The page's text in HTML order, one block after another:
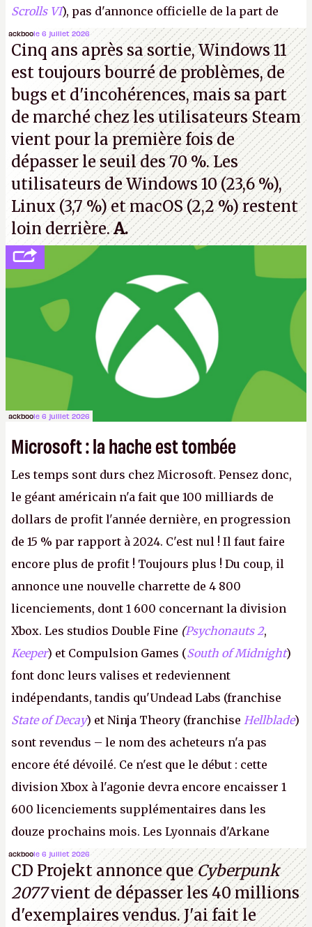
Scrolls VI), pas d'annonce officielle de la part de
Microsoft, mais le syndicat des employés confirme
de nombreux licenciements.A.
ackboole 6 juillet 2026
Cinq ans après sa sortie, Windows 11
est toujours bourré de problèmes, de
bugs et d'incohérences, mais sa part
de marché chez les utilisateurs Steam
vient pour la première fois de
dépasser le seuil des 70 %. Les
utilisateurs de Windows 10 (23,6 %),
Linux (3,7 %) et macOS (2,2 %) restent
loin derrière.A.
ackboole 6 juillet 2026
Microsoft : la hache est tombée
Les temps sont durs chez Microsoft. Pensez donc,
le géant américain n'a fait que 100 milliards de
dollars de profit l'année dernière, en progression
de 15 % par rapport à 2024. C'est nul ! Il faut faire
encore plus de profit ! Toujours plus ! Du coup, il
annonce une nouvelle charrette de 4 800
licenciements, dont 1 600 concernant la division
Xbox. Les studios Double Fine (Psychonauts 2,
Keeper) et Compulsion Games (South of Midnight)
font donc leurs valises et redeviennent
indépendants, tandis qu'Undead Labs (franchise
State of Decay) et Ninja Theory (franchise Hellblade)
sont revendus – le nom des acheteurs n'a pas
encore été dévoilé. Ce n'est que le début : cette
division Xbox à l'agonie devra encore encaisser 1
600 licenciements supplémentaires dans les
douze prochains mois. Les Lyonnais d'Arkane
(Dishonored, Deathloop) pourraient faire partie des
prochaines victimes, puisque Microsoft a confirmé
vouloir se séparer du studio.A.
ackboole 6 juillet 2026
CD Projekt annonce queCyberpunk
2077vient de dépasser les 40 millions
d'exemplaires vendus. J'ai fait le